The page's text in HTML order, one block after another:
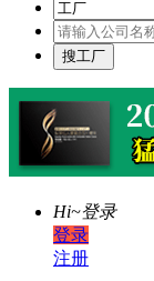
Hi~登录
登录
注册